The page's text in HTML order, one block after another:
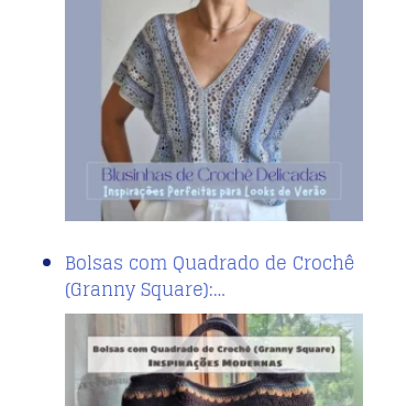
Bolsas com Quadrado de Crochê
(Granny Square):…